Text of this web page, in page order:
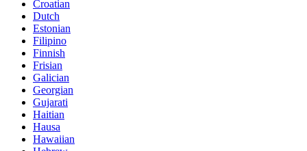
Croatian
Dutch
Estonian
Filipino
Finnish
Frisian
Galician
Georgian
Gujarati
Haitian
Hausa
Hawaiian